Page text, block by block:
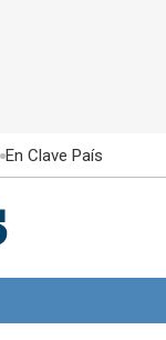
En Clave País